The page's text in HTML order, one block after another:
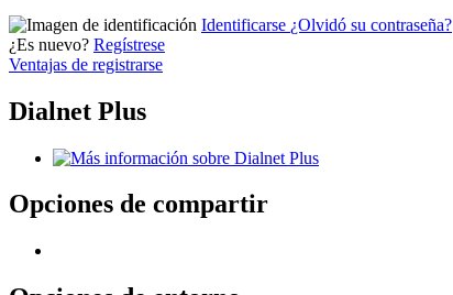
Identificarse ¿Olvidó su contraseña?
¿Es nuevo? Regístrese
Ventajas de registrarse
Dialnet Plus
Opciones de compartir